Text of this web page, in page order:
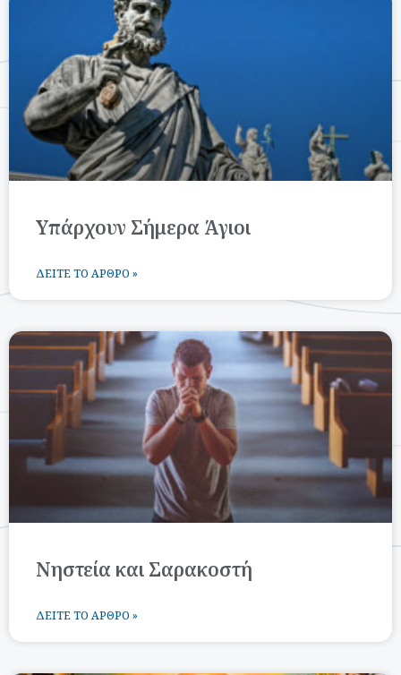
Υπάρχουν Σήμερα Άγιοι
ΔΕΊΤΕ ΤΟ ΆΡΘΡΟ »
Νηστεία και Σαρακοστή
ΔΕΊΤΕ ΤΟ ΆΡΘΡΟ »